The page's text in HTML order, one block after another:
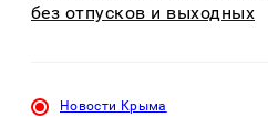
без отпусков и выходных
Новости Крыма